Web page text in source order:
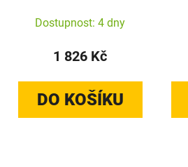
Dostupnost: 4 dny
1 826 Kč
DO KOŠÍKU